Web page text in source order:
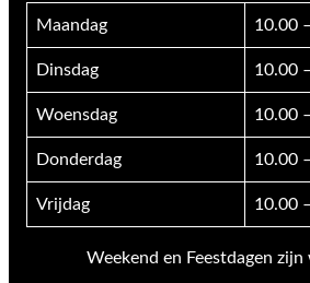
Maandag 10.00
Dinsdag 10.00
Woensdag 10.00
Donderdag 10.00
Vrijdag 10.00
Weekend en Feestdagen